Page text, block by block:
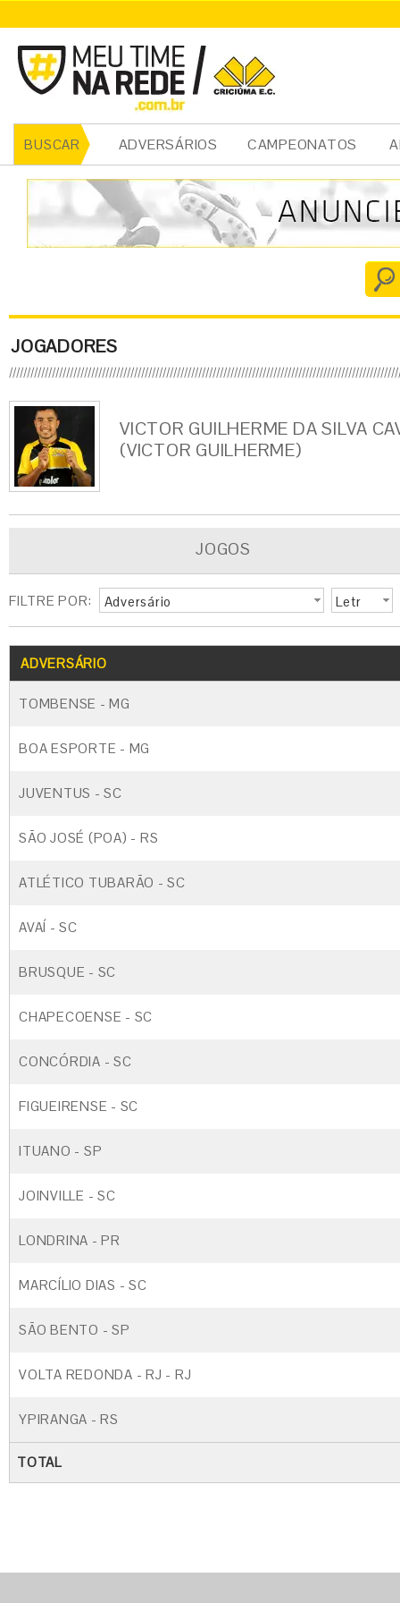
BUSCAR ADVERSÁRIOS CAMPEONATOS
JOGADORES
VICTOR GUILHERME DA SILVA
(VICTOR GUILHERME)
JOGOS
FILTRE POR: Adversário
Letr
ADVERSÁRIO
TOMBENSE - MG
BOA ESPORTE - MG
JUVENTUS - SC
SÃO JOSÉ (POA) - RS
ATLÉTICO TUBARÃO - SC
AVAÍ - SC
BRUSQUE - SC
CHAPECOENSE - SC
CONCÓRDIA - SC
FIGUEIRENSE - SC
ITUANO - SP
JOINVILLE - SC
LONDRINA - PR
MARCÍLIO DIAS - SC
SÃO BENTO - SP
VOLTA REDONDA - RJ - RJ
YPIRANGA - RS
TOTAL